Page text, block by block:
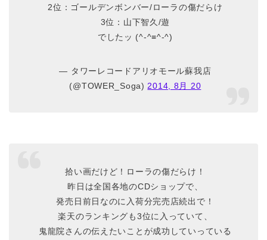
2位：ゴールデンボンバー/ローラの傷だらけ
3位：山下智久/遊
でしたッ (^-^≡^-^)
— タワーレコードアリオモール蘇我店
(@TOWER_Soga) 2014, 8月 20
拾い画だけど！ローラの傷だらけ！
昨日は全国各地のCDショップで、
発売日前日なのに入荷分完売店続出で！
楽天のランキングも3位に入っていて、
鬼龍院さんの伝えたいことが成功していっている